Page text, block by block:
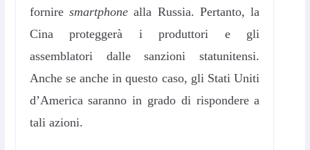
forniresmartphone alla Russia. Pertanto, la
Cina proteggerà i produttori e gli
assemblatori dalle sanzioni statunitensi.
Anche se anche in questo caso, gli Stati Uniti
d’America saranno in grado di rispondere a
tali azioni.